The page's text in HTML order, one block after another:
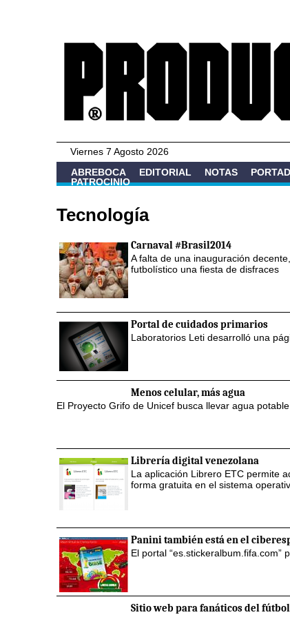
Viernes 7 Agosto 2026
ABREBOCA
EDITORIAL NOTAS
PATROCINIO
Tecnología
Carnaval #Brasil2014
A falta de una inauguración
futbolístico una fiesta de disfraces
Portal de cuidados primarios
Laboratorios Leti desarrolló una
Menos celular, más agua
El Proyecto Grifo de Unicef busca llevar agua
Librería digital venezolana
La aplicación Librero ETC permite
forma gratuita en el sistema
Panini también está en el
El portal
Sitio web para fanáticos del fútbol